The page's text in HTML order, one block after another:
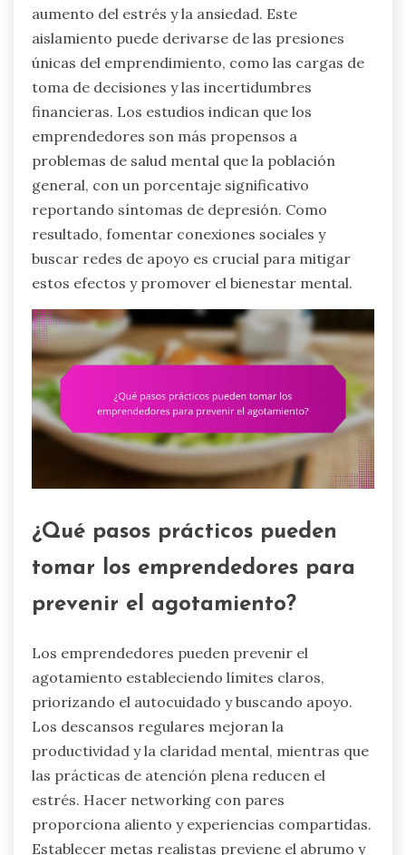
aumento del estrés y la ansiedad. Este
aislamiento puede derivarse de las presiones
únicas del emprendimiento, como las cargas de
toma de decisiones y las incertidumbres
financieras. Los estudios indican que los
emprendedores son más propensos a
problemas de salud mental que la población
general, con un porcentaje significativo
reportando síntomas de depresión. Como
resultado, fomentar conexiones sociales y
buscar redes de apoyo es crucial para mitigar
estos efectos y promover el bienestar mental.
¿Qué pasos prácticos pueden
tomar los emprendedores para
prevenir el agotamiento?
Los emprendedores pueden prevenir el
agotamiento estableciendo límites claros,
priorizando el autocuidado y buscando apoyo.
Los descansos regulares mejoran la
productividad y la claridad mental, mientras que
las prácticas de atención plena reducen el
estrés. Hacer networking con pares
proporciona aliento y experiencias compartidas.
Establecer metas realistas previene el abrumo y